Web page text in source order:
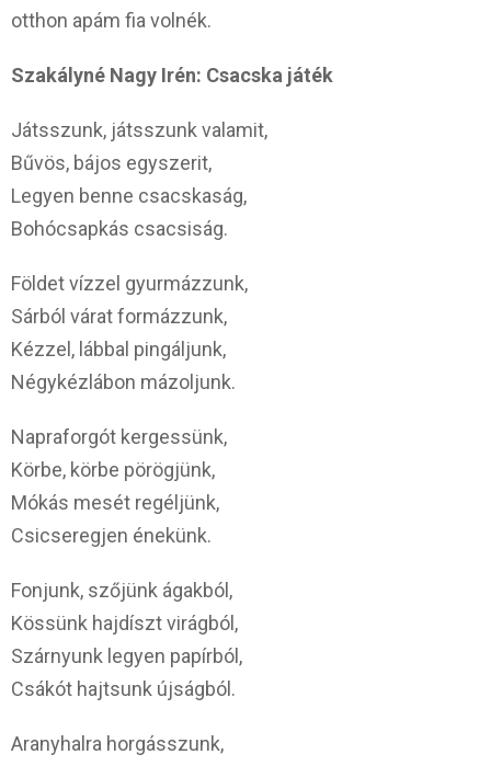
otthon apám fia volnék.
Szakályné Nagy Irén: Csacska játék
Játsszunk, játsszunk valamit,
Bűvös, bájos egyszerit,
Legyen benne csacskaság,
Bohócsapkás csacsiság.
Földet vízzel gyurmázzunk,
Sárból várat formázzunk,
Kézzel, lábbal pingáljunk,
Négykézlábon mázoljunk.
Napraforgót kergessünk,
Körbe, körbe pörögjünk,
Mókás mesét regéljünk,
Csicseregjen énekünk.
Fonjunk, szőjünk ágakból,
Kössünk hajdíszt virágból,
Szárnyunk legyen papírból,
Csákót hajtsunk újságból.
Aranyhalra horgásszunk,